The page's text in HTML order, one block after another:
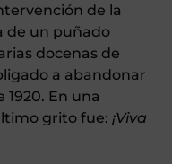
de la
de un puñado
docenas de
a abandonar
En una
grito fue: ¡Viva